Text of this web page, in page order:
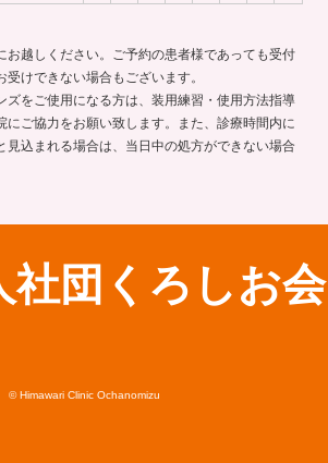
越しください。ご予約の患者様であっても受付
けできない場合もございます。
をご使用になる方は、装用練習・使用方法指導
にご協力をお願い致します。また、診療時間内に
見込まれる場合は、当日中の処方ができない場合
社団くろしお会
© Himawari Clinic Ochanomizu